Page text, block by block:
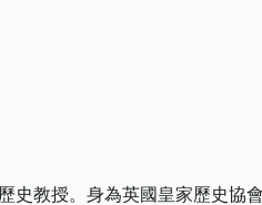
史教授。身為英國皇家歷史協